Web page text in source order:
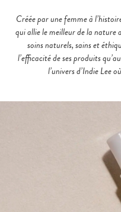
Créée par une femme à
qui allie le meilleur de la nature
soins naturels, sains et
l’efficacité de ses produits
l’univers d’Indie Lee